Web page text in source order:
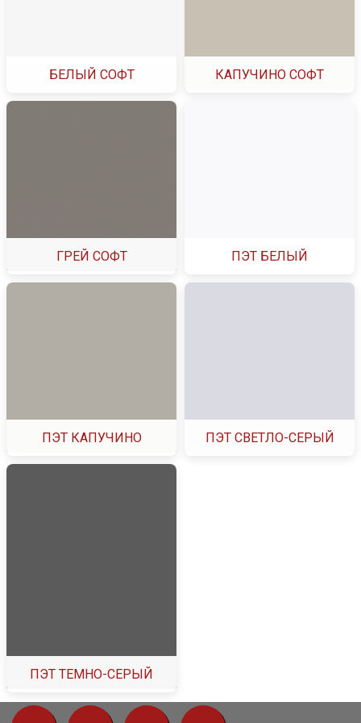
БЕЛЫЙ СОФТ КАПУЧИНО СОФТ
ГРЕЙ СОФТ ПЭТ БЕЛЫЙ
ПЭТ КАПУЧИНО ПЭТ СВЕТЛО-СЕРЫЙ
ПЭТ ТЕМНО-СЕРЫЙ